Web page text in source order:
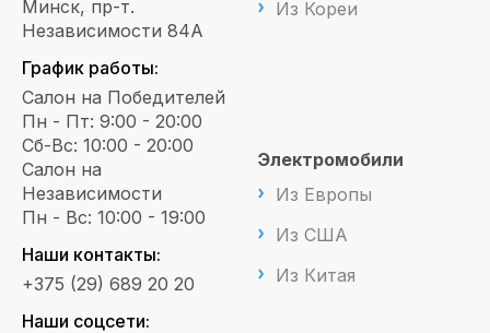
Минск, пр-т.
Независимости 84А
График работы:
Салон на Победителей
Пн - Пт: 9:00 - 20:00
Сб-Вс: 10:00 - 20:00
Салон на
Независимости
Пн - Вс: 10:00 - 19:00
Наши контакты:
+375 (29) 689 20 20
Наши соцсети:
Из Кореи
Электромобили
Из Европы
Из США
Из Китая